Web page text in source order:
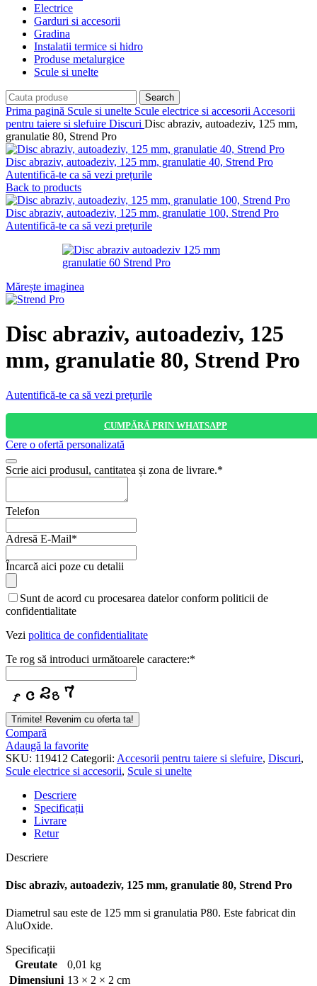
Electrice
Garduri si accesorii
Gradina
Instalatii termice si hidro
Produse metalurgice
Scule si unelte
Search
Prima pagină Scule si unelte Scule electrice si accesorii Accesorii
pentru taiere si slefuire Discuri Disc abraziv, autoadeziv, 125 mm,
granulatie 80, Strend Pro
Disc abraziv, autoadeziv, 125 mm, granulatie 40, Strend Pro
Autentifică-te ca să vezi prețurile
Back to products
Disc abraziv, autoadeziv, 125 mm, granulatie 100, Strend Pro
Autentifică-te ca să vezi prețurile
Mărește imaginea
Disc abraziv, autoadeziv, 125
mm, granulatie 80, Strend Pro
Autentifică-te ca să vezi prețurile
CUMPĂRĂ PRIN WHATSAPP
Cere o ofertă personalizată
Scrie aici produsul, cantitatea și zona de livrare.*
Telefon
Adresă E-Mail*
Încarcă aici poze cu detalii
Sunt de acord cu procesarea datelor conform politicii de
confidentialitate
Vezi politica de confidentialitate
Te rog să introduci următoarele caractere:*
Company
Name*
Trimite! Revenim cu oferta ta!
Compară
Adaugă la favorite
SKU: 119412 Categorii: Accesorii pentru taiere si slefuire, Discuri,
Scule electrice si accesorii, Scule si unelte
Descriere
Specificații
Livrare
Retur
Descriere
Disc abraziv, autoadeziv, 125 mm, granulatie 80, Strend Pro
Diametrul sau este de 125 mm si granulatia P80. Este fabricat din
AluOxide.
Specificații
Greutate
0,01 kg
Dimensiuni 13 × 2 × 2 cm